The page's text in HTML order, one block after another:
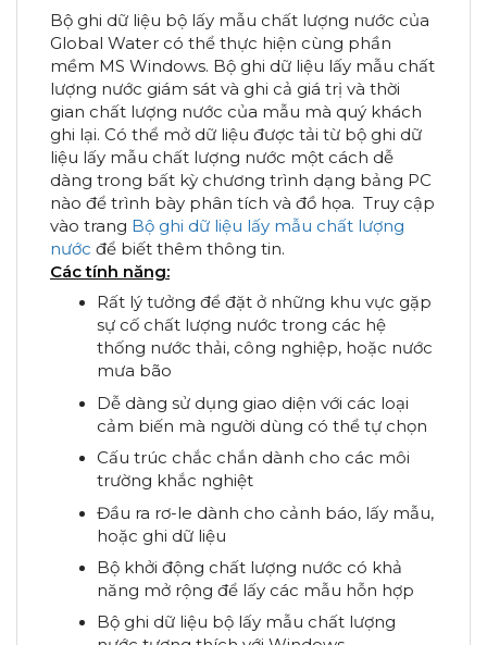
Bộ ghi dữ liệu bộ lấy mẫu chất lượng nước của
Global Water có thể thực hiện cùng phần
mềm MS Windows. Bộ ghi dữ liệu lấy mẫu chất
lượng nước giám sát và ghi cả giá trị và thời
gian chất lượng nước của mẫu mà quý khách
ghi lại. Có thể mở dữ liệu được tải từ bộ ghi dữ
liệu lấy mẫu chất lượng nước một cách dễ
dàng trong bất kỳ chương trình dạng bảng PC
nào để trình bày phân tích và đồ họa. Truy cập
vào trang Bộ ghi dữ liệu lấy mẫu chất lượng
nước để biết thêm thông tin.
Các tính năng:
Rất lý tưởng để đặt ở những khu vực gặp
sự cố chất lượng nước trong các hệ
thống nước thải, công nghiệp, hoặc nước
mưa bão
Dễ dàng sử dụng giao diện với các loại
cảm biến mà người dùng có thể tự chọn
Cấu trúc chắc chắn dành cho các môi
trường khắc nghiệt
Đầu ra rơ-le dành cho cảnh báo, lấy mẫu,
hoặc ghi dữ liệu
Bộ khởi động chất lượng nước có khả
năng mở rộng để lấy các mẫu hỗn hợp
Bộ ghi dữ liệu bộ lấy mẫu chất lượng